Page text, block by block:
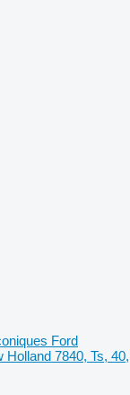
Ford
Holland 7840, Ts, 40,